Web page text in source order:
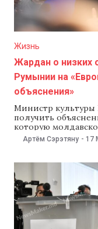
Жизнь
Жардан о низких
Румынии на
объяснения»
Министр культуры
получить
которую
финале
министерство
поддержку
Moldova. Об этом
Facebook.
Артём Сэрэтяну - 17